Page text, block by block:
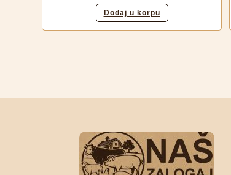
Dodaj u korpu